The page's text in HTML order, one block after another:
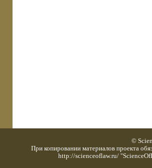
©
При копировании материалов проекта
http://scienceoflaw.ru/